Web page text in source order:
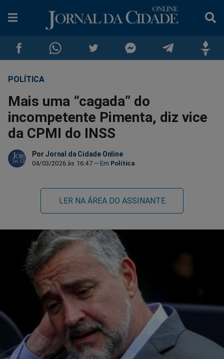
Compartilhar
no
Facebook
Compartilhar
no
Whatsapp
no
Twitter
no
Messenger
no
POLÍTICA
Mais uma “cagada” do
incompetente Pimenta, diz vice
da CPMI do INSS
Por Jornal da Cidade Online
04/03/2026 às 16:47 Política
LER NA ÁREA DO ASSINANTE